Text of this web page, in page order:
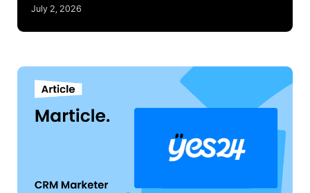
July 2, 2026